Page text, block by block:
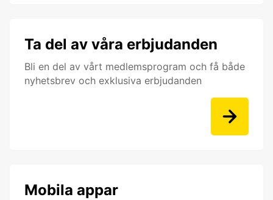
Ta del av våra erbjudanden
Bli en del av vårt medlemsprogram och få både
nyhetsbrev och exklusiva erbjudanden
Mobila appar